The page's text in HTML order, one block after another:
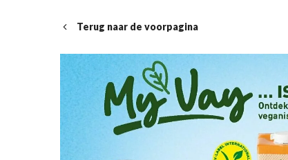
Terug naar de voorpagina